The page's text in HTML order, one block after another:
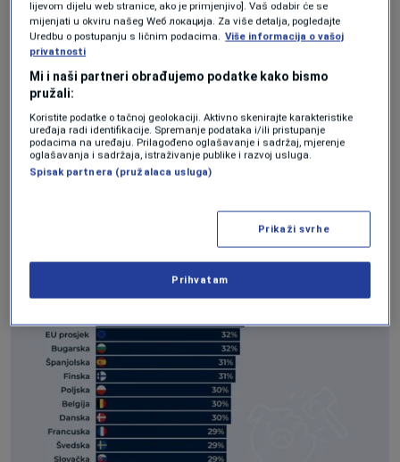
iznosi 55 posto.
lijevom dijelu web stranice, ako je primjenjivo]. Vaš odabir će se
mijenjati u okviru našeg Wеб локација. Za više detalja, pogledajte
Uredbu o postupanju s ličnim podacima. Više informacija o vašoj
privatnosti
Mi i naši partneri obrađujemo podatke kako bismo
pružali:
Koristite podatke o tačnoj geolokaciji. Aktivno skenirajte karakteristike
uređaja radi identifikacije. Spremanje podataka i/ili pristupanje
podacima na uređaju. Prilagođeno oglašavanje i sadržaj, mjerenje
oglašavanja i sadržaja, istraživanje publike i razvoj usluga.
Spisak partnera (pružalaca usluga)
Prikaži svrhe
Prihvatam